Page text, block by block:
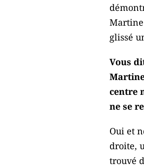
glissé
Vous
centre
ne se
Oui et
droite,
trouvé